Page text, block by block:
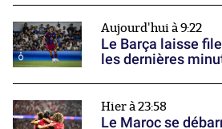
Aujourd'hui à 9:22
Le Barça laisse
les dernières
Hier à 23:58
Le Maroc se